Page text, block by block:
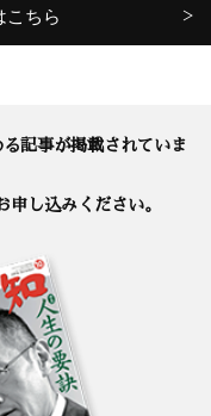
こちら
る記事が掲載されていま
し込みください。